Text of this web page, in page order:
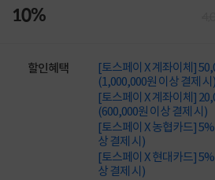
10%
할인혜택
[토스페이 X 계좌이체]
(1,000,000원 이상 결제 시)
[토스페이 X 계좌이체]
(600,000원 이상 결제 시)
[토스페이 X 농협카드]
상 결제 시)
[토스페이 X 현대카드]
상 결제 시)